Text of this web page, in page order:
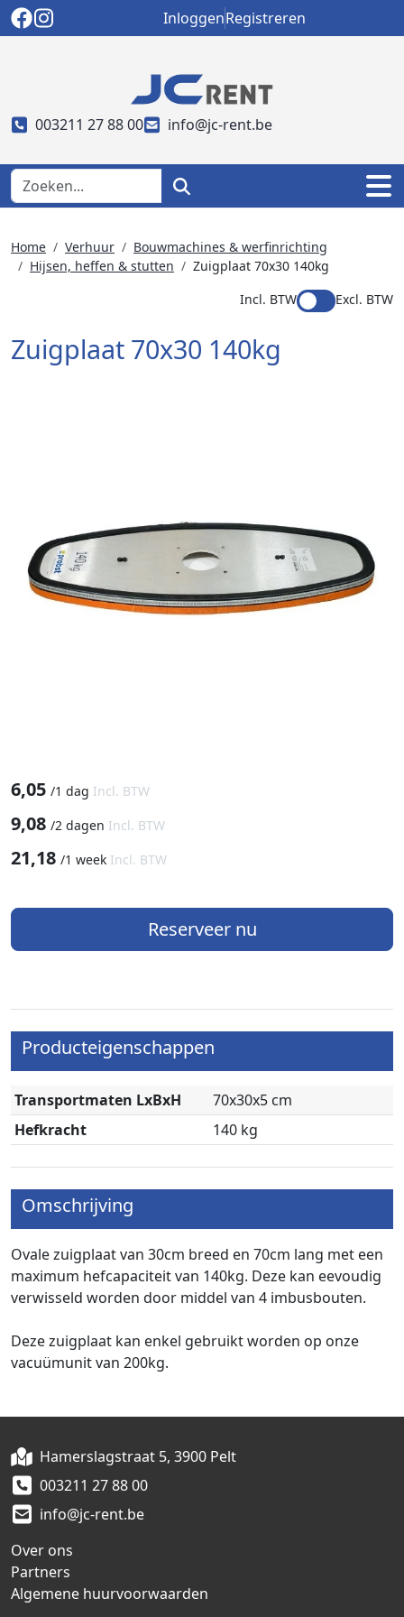
InloggenRegistreren
003211 27 88 00 info@jc-rent.be
Home Verhuur
Bouwmachines & werfinrichting
Hijsen, heffen & stutten
Zuigplaat 70x30 140kg
Incl. BTW
Excl. BTW
Zuigplaat 70x30 140kg
6,05 /1 dag Incl. BTW
9,08 /2 dagen Incl. BTW
21,18 /1 week Incl. BTW
Reserveer nu
Producteigenschappen
Transportmaten LxBxH
70x30x5 cm
Hefkracht
140 kg
Omschrijving
Ovale zuigplaat van 30cm breed en 70cm lang met een
maximum hefcapaciteit van 140kg. Deze kan eevoudig
verwisseld worden door middel van 4 imbusbouten.
Deze zuigplaat kan enkel gebruikt worden op onze
vacuümunit van 200kg.
Hamerslagstraat 5, 3900 Pelt
003211 27 88 00
info@jc-rent.be
Over ons
Partners
Algemene huurvoorwaarden